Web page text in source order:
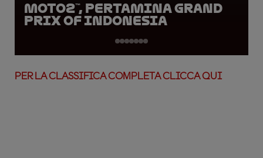
Moto2™, Pertamina Grand
Prix of Indonesia
PER LA CLASSIFICA COMPLETA CLICCA QUI